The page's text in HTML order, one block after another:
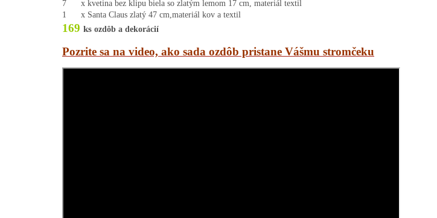
7      x kvetina bez klipu biela so zlatým lemom 17 cm, materiál textil
169 ks ozdôb a dekorácií
Pozrite sa na video, ako sada ozdôb pristane Vášmu stromčeku